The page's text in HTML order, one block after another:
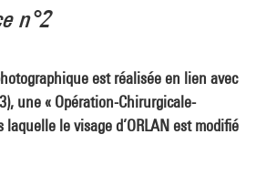
n°2
est réalisée en lien avec
une « Opération-Chirurgicale-
laquelle le visage d’ORLAN est modifié